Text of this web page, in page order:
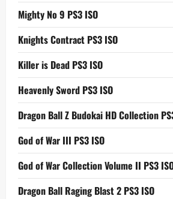
Mighty No 9 PS3 ISO
Knights Contract PS3 ISO
Killer is Dead PS3 ISO
Heavenly Sword PS3 ISO
Dragon Ball Z Budokai HD Collection
God of War III PS3 ISO
God of War Collection Volume II PS3
Dragon Ball Raging Blast 2 PS3 ISO